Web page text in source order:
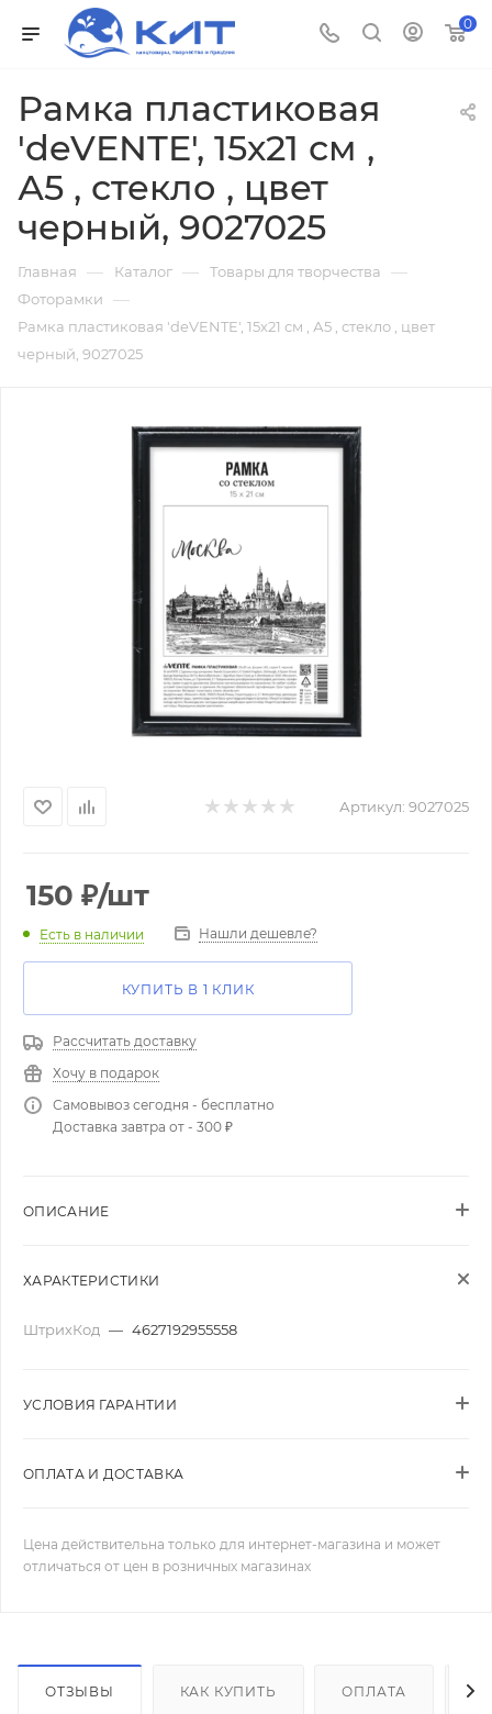
0
Рамка пластиковая
'deVENTE', 15х21 см ,
А5 , стекло , цвет
черный, 9027025
Главная — Каталог — Товары для творчества —
Фоторамки —
Рамка пластиковая 'deVENTE', 15х21 см , А5 , стекло , цвет
черный, 9027025
Артикул: 9027025
150 ₽/шт
Есть в наличии Нашли дешевле?
КУПИТЬ В 1 КЛИК
Рассчитать доставку
Хочу в подарок
Самовывоз сегодня - бесплатно
Доставка завтра от - 300 ₽
ОПИСАНИЕ
ХАРАКТЕРИСТИКИ
ШтрихКод — 4627192955558
УСЛОВИЯ ГАРАНТИИ
ОПЛАТА И ДОСТАВКА
Цена действительна только для интернет-магазина и может
отличаться от цен в розничных магазинах
ОТЗЫВЫ КАК КУПИТЬ ОПЛАТА